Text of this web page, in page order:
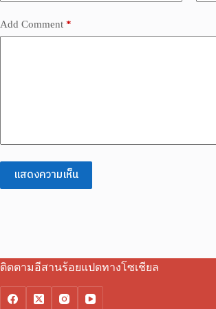
Add Comment *
แสดงความเห็น
ติดตามอีสานร้อยแปดทางโซเชียล